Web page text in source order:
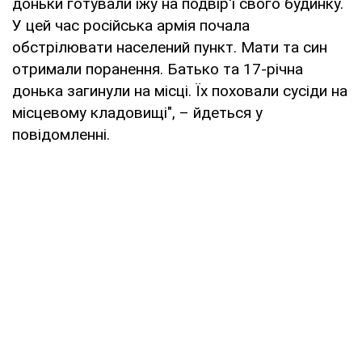
У цей час російська армія почала
обстрілювати населений пункт. Мати та син
отримали поранення. Батько та 17-річна
донька загинули на місці. Їх поховали сусіди на
місцевому кладовищі", – йдеться у
повідомленні.